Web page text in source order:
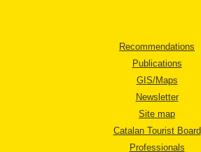
Recommendations
Publications
GIS/Maps
Newsletter
Site map
Catalan Tourist Board
Professionals